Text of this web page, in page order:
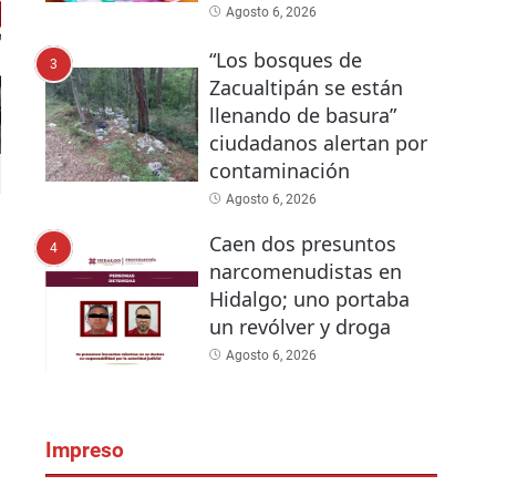
Agosto 6, 2026
3
“Los bosques de
Zacualtipán se están
llenando de basura”
ciudadanos alertan por
contaminación
Agosto 6, 2026
4
Caen dos presuntos
narcomenudistas en
Hidalgo; uno portaba
un revólver y droga
Agosto 6, 2026
Impreso